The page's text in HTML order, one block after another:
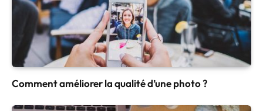
Comment améliorer la qualité d’une photo ?